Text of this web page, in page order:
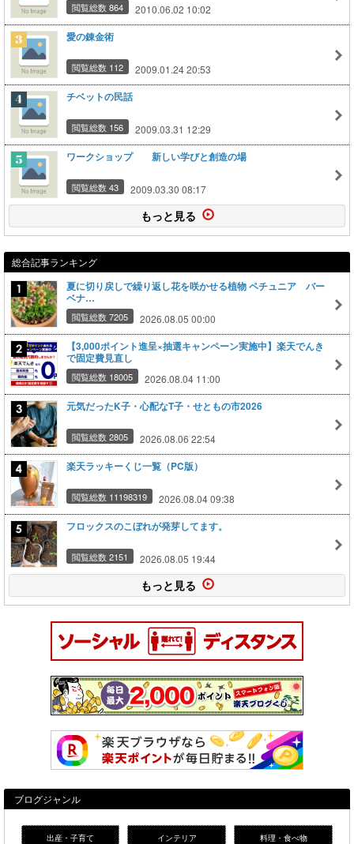
閲覧総数 864 2010.06.02 10:02
愛の錬金術
閲覧総数 112 2009.01.24 20:53
チベットの民話
閲覧総数 156 2009.03.31 12:29
ワークショップ 新しい学びと創造の場
閲覧総数 43 2009.03.30 08:17
もっと見る
総合記事ランキング
夏に切り戻しで繰り返し花を咲かせる植物 ペチュニア バー
ベナ…
閲覧総数 7205 2026.08.05 00:00
【3,000ポイント進呈×抽選キャンペーン実施中】楽天でんき
で固定費見直し
閲覧総数 18005 2026.08.04 11:00
元気だったK子・心配なT子・せともの市2026
閲覧総数 2805 2026.08.06 22:54
楽天ラッキーくじ一覧（PC版）
閲覧総数 11198319 2026.08.04 09:38
フロックスのこぼれが発芽してます。
閲覧総数 2151 2026.08.05 19:44
もっと見る
ブログジャンル
出産・子育て インテリア 料理・食べ物